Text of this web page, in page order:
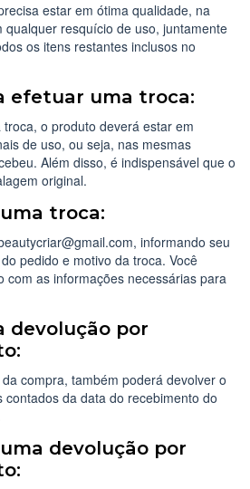
estar em ótima qualidade, na
qualquer resquício de uso, juntamente
os itens restantes inclusos no
efetuar uma troca:
o produto deverá estar em
de uso, ou seja, nas mesmas
Além disso, é indispensável que o
original.
troca:
, informando seu
pedido e motivo da troca. Você
com as informações necessárias para
devolução por
compra, também poderá devolver o
da data do recebimento do
devolução por